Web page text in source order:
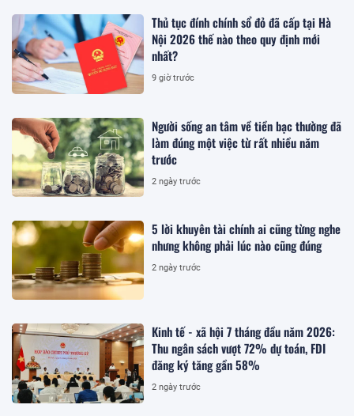
Thủ tục đính chính sổ đỏ đã cấp tại Hà
Nội 2026 thế nào theo quy định mới
nhất?
9 giờ trước
Người sống an tâm về tiền bạc thường đã
làm đúng một việc từ rất nhiều năm
trước
2 ngày trước
5 lời khuyên tài chính ai cũng từng nghe
nhưng không phải lúc nào cũng đúng
2 ngày trước
Kinh tế - xã hội 7 tháng đầu năm 2026:
Thu ngân sách vượt 72% dự toán, FDI
đăng ký tăng gần 58%
2 ngày trước